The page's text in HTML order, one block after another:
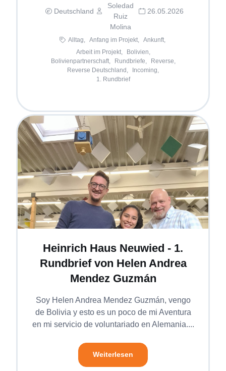
Deutschland
Soledad
Ruiz
Molina
26.05.2026
Alltag, Anfang im Projekt,
Ankunft,
Arbeit im Projekt,
Bolivien,
Bolivienpartnerschaft,
Rundbriefe,
Reverse,
Reverse Deutschland,
Incoming,
1. Rundbrief
Heinrich Haus Neuwied - 1.
Rundbrief von Helen Andrea
Mendez Guzmán
Soy Helen Andrea Mendez Guzmán, vengo
de Bolivia y esto es un poco de mi Aventura
en mi servicio de voluntariado en Alemania....
Weiterlesen